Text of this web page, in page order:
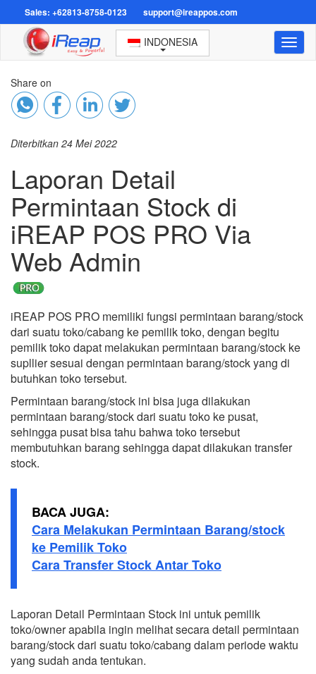
Sales: +62813-8758-0123 support@ireappos.com
INDONESIA
Share on
Diterbitkan 24 Mei 2022
Laporan Detail
Permintaan Stock di
iREAP POS PRO Via
Web Admin
iREAP POS PRO memiliki fungsi permintaan barang/stock
dari suatu toko/cabang ke pemilik toko, dengan begitu
pemilik toko dapat melakukan permintaan barang/stock ke
supllier sesuai dengan permintaan barang/stock yang di
butuhkan toko tersebut.
Permintaan barang/stock ini bisa juga dilakukan
permintaan barang/stock dari suatu toko ke pusat,
sehingga pusat bisa tahu bahwa toko tersebut
membutuhkan barang sehingga dapat dilakukan transfer
stock.
BACA JUGA:
Cara Melakukan Permintaan Barang/stock
ke Pemilik Toko
Cara Transfer Stock Antar Toko
Laporan Detail Permintaan Stock ini untuk pemilik
toko/owner apabila ingin melihat secara detail permintaan
barang/stock dari suatu toko/cabang dalam periode waktu
yang sudah anda tentukan.